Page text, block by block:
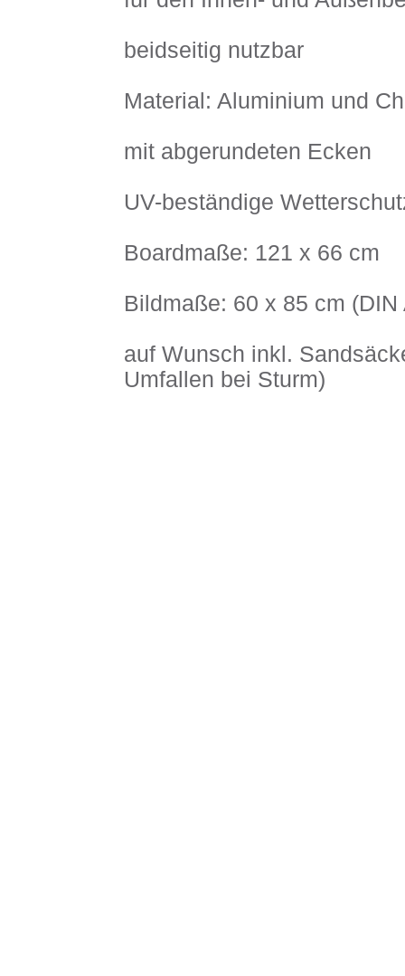
beidseitig nutzbar
Material: Aluminium und
mit abgerundeten Ecken
UV-beständige
Boardmaße: 121 x 66 cm
Bildmaße: 60 x 85 cm (DIN
auf Wunsch inkl.
Umfallen bei Sturm)